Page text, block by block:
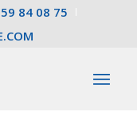
59 84 08 75